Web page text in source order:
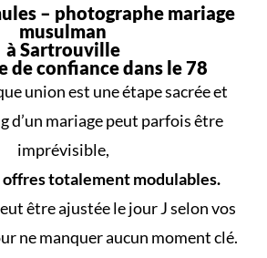
– photographe mariage
musulman
à Sartrouville
de confiance dans le 78
unionest uneétape sacréeet
d’un mariagepeut parfois être
imprévisible,
offres totalement modulables.
être ajustée le jour J selon vos
ne manquer aucun moment clé.